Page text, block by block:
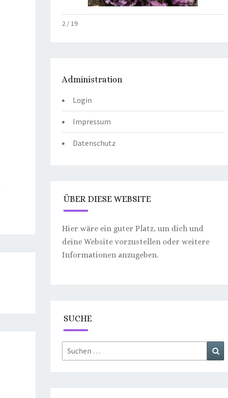
2 / 19
Administration
Login
Impressum
Datenschutz
ÜBER DIESE WEBSITE
Hier wäre ein guter Platz, um dich und
deine Website vorzustellen oder weitere
Informationen anzugeben.
SUCHE
Suchen
nach: